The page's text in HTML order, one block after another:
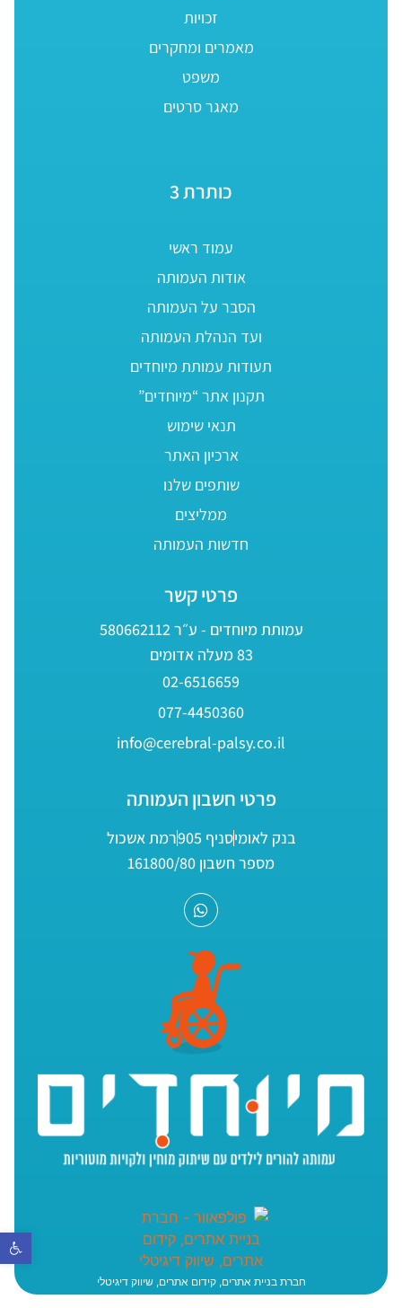
פתח
זכויות
מאמרים ומחקרים
משפט
מאגר סרטים
כותרת 3
עמוד ראשי
אודות העמותה
הסבר על העמותה
ועד הנהלת העמותה
תעודות עמותת מיוחדים
תקנון אתר “מיוחדים”
תנאי שימוש
ארכיון האתר
שותפים שלנו
ממליצים
חדשות העמותה
פרטי קשר
עמותת מיוחדים - ע״ר 580662112
83 מעלה אדומים
02-6516659
077-4450360
info@cerebral-palsy.co.il
פרטי חשבון העמותה
בנק לאומיסניף 905
רמת אשכול
מספר חשבון 161800/80
חברת בניית אתרים, קידום אתרים, שיווק דיגיטלי